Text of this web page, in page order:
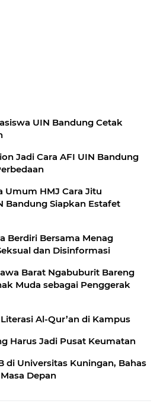
UIN Bandung Cetak
Jadi Cara AFI UIN Bandung
Umum HMJ Cara Jitu
Bandung Siapkan Estafet
Berdiri Bersama Menag
dan Disinformasi
Barat Ngabuburit Bareng
Muda sebagai Penggerak
Al-Qur’an di Kampus
Harus Jadi Pusat Keumatan
di Universitas Kuningan, Bahas
Depan